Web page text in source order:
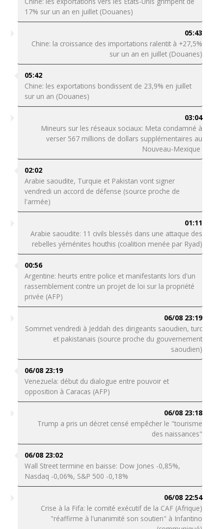
17% sur un an en juillet (Douanes)
05:43
Chine: la croissance des importations ralentit à +27,5%
sur un an en juillet (Douanes)
05:42
Chine: les exportations bondissent de 23,9% en juillet
sur un an (Douanes)
03:04
Mineurs sur les réseaux sociaux: Meta condamné à
verser 567 millions de dollars supplémentaires au
Nouveau-Mexique
02:02
Arabie saoudite, Turquie et Pakistan vont signer
vendredi un accord de défense (source proche de
l'armée)
01:11
Arabie saoudite: 11 civils blessés dans une attaque des
rebelles yéménites houthis (coalition menée par Ryad)
00:56
Argentine: heurts entre police et manifestants lors d'un
rassemblement contre un projet de loi sur la propriété
privée (AFP)
06/08 23:19
Sommet vendredi à Jeddah des dirigeants saoudien, turc
et pakistanais (source proche du gouvernement
saoudien)
06/08 23:19
Venezuela: début du dialogue entre pouvoir et
opposition à Caracas (AFP)
06/08 23:18
Trump a pris un décret censé empêcher le "tourisme
des naissances"
06/08 23:02
Wall Street termine en baisse: Dow Jones -0,85%,
Nasdaq -0,06%, S&P 500 -0,18%
06/08 22:54
Crise à la Fifa: le comité exécutif de la CAF (Afrique)
"réaffirme à l'unanimité son soutien" à Infantino